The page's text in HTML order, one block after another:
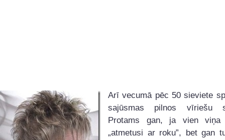
Arī vecumā pēc 50 sieviete
sajūsmas pilnos vīriešu
Protams gan, ja vien
„atmetusi ar roku”, bet gan